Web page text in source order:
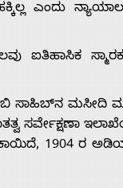
ಎಂದು
ಐತಿಹಾಸಿಕ
ಸಾಹಿಬ್‌ನ ಮಸೀದಿ
ಸರ್ವೇಕ್ಷಣಾ
ಕಾಯಿದೆ, 1904 ರ